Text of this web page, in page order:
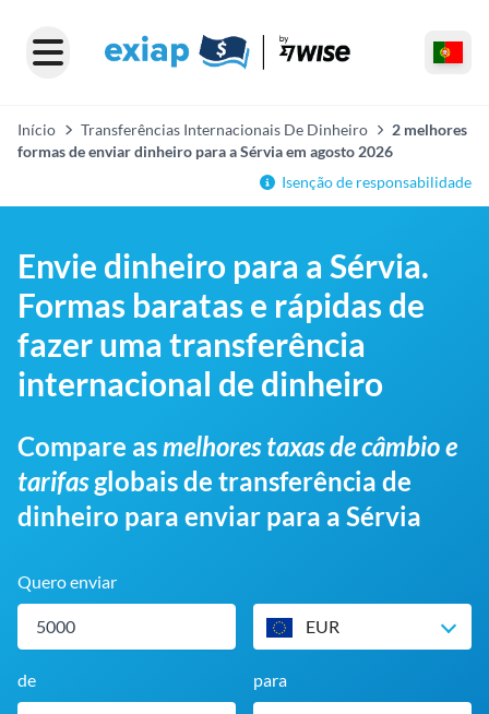
Início Transferências Internacionais De Dinheiro
2 melhores
formas de enviar dinheiro para a Sérvia em agosto 2026
Isenção de responsabilidade
Envie dinheiro para a Sérvia.
Formas baratas e rápidas de
fazer uma transferência
internacional de dinheiro
Compare asmelhores taxas de câmbio e
tarifasglobais de transferência de
dinheiro para enviar para a Sérvia
Quero enviar
EUR
de para